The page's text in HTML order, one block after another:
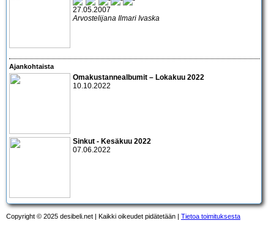
27.05.2007
Arvostelijana Ilmari Ivaska
Ajankohtaista
Omakustannealbumit – Lokakuu 2022
10.10.2022
Sinkut - Kesäkuu 2022
07.06.2022
Copyright © 2025 desibeli.net | Kaikki oikeudet pidätetään | Tietoa toimituksesta